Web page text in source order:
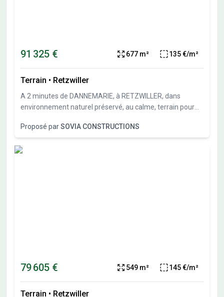
91 325 € 677 m² 135 €/m²
Terrain • Retzwiller
A 2 minutes de DANNEMARIE, à RETZWILLER, dans
environnement naturel préservé, au calme, terrain pour
sol possible et garage en sous-sol possible. Travaux de
viabilités démarrés. Terrais vendu viabilisé, libre de
constructeurs et architectes. Vente directe par
Proposé parSOVIA CONSTRUCTIONS
79 605 € 549 m² 145 €/m²
Terrain • Retzwiller